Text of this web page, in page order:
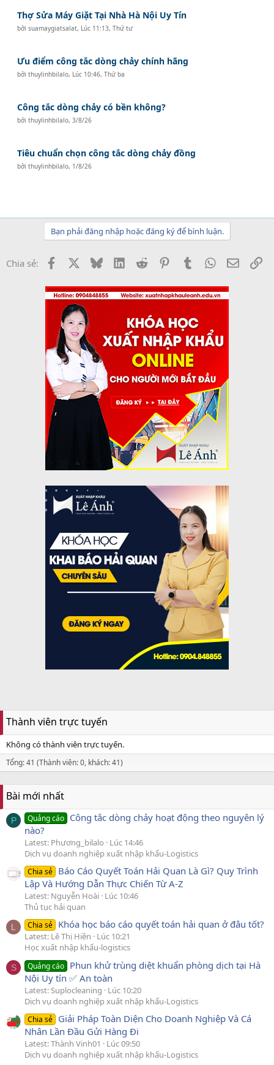
Thợ Sửa Máy Giặt Tại Nhà Hà Nội Uy Tín
bởisuamaygiatsalat, Lúc 11:13, Thứ tư
Ưu điểm công tắc dòng chảy chính hãng
bởithuylinhbilalo, Lúc 10:46, Thứ ba
Công tắc dòng chảy có bền không?
bởithuylinhbilalo,3/8/26
Tiêu chuẩn chọn công tắc dòng chảy đồng
bởithuylinhbilalo, 1/8/26
Bạn phải đăng nhập hoặc đăng ký để bình luận.
Chia sẻ: Facebook BlueskyLinkedInReddit PinterestTumblrWhatsApp
Email
Thành viên trực tuyến
Không có thành viên trực tuyến.
Tổng: 41 (Thành viên: 0, khách: 41)
Bài mới nhất
P Quảng cáo Công tắc dòng chảy hoạt động theo nguyên lý
nào?
Latest: Phương_bilalo
Lúc 14:46
Dịch vụ doanh nghiệp xuất nhập khẩu-Logistics
Chia sẻ Báo Cáo Quyết Toán Hải Quan Là Gì? Quy Trình
Lập Và Hướng Dẫn Thực Chiến Từ A-Z
Latest: Nguyễn Hoài Lúc 10:46
Thủ tục hải quan
L Chia sẻ Khóa học báo cáo quyết toán hải quan ở đâu tốt?
Latest: Lê Thị Hiền
Lúc 10:21
Học xuất nhập khẩu-logistics
S Quảng cáo Phun khử trùng diệt khuẩn phòng dịch tại Hà
Nội Uy tín ✅ An toàn
Latest: Suplocleaning
Lúc 10:20
Dịch vụ doanh nghiệp xuất nhập khẩu-Logistics
Chia sẻ Giải Pháp Toàn Diện Cho Doanh Nghiệp Và Cá
Nhân Lần Đầu Gửi Hàng Đi
Latest: Thành Vinh01
Lúc 09:50
Dịch vụ doanh nghiệp xuất nhập khẩu-Logistics